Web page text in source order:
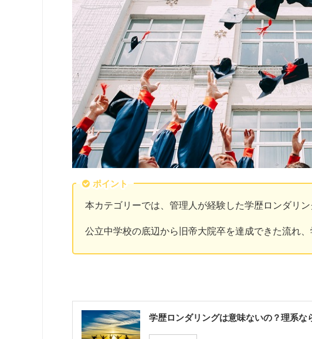
ポイント
本カテゴリーでは、管理人が経験した学歴ロンダリン
公立中学校の底辺から旧帝大院卒を達成できた流れ
学歴ロンダリングは意味ないの？理系